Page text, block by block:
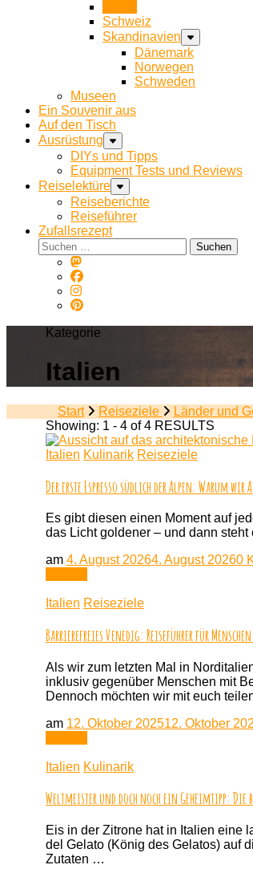
Schweiz
Skandinavien
Dänemark
Norwegen
Schweden
Museen
Ein Souvenir aus
Auf den Tisch
Ausrüstung
DIYs und Tipps
Equipment Tests und Reviews
Reiselektüre
Reiseberichte
Reiseführer
Zufallsrezept
Suchen
nach:
Kategorie
Italien
Start Reiseziele Länder und
Showing: 1 - 4 of 4 RESULTS
Italien Kulinarik Reiseziele
Der erste Espresso südlich der Alpen: Warum
Es gibt diesen einen Moment auf
das Licht goldener – und dann
am 4. August 20264. August 20260
Italien Reiseziele
Barrierefreies Venedig: Reiseführer für
Als wir zum letzten Mal in
inklusiv gegenüber Menschen mit
Dennoch möchten wir mit euch
am 12. Oktober 202512. Oktober
Italien Kulinarik
Weltmeister und doch noch ein Geheimtipp: Die
Eis in der Zitrone hat in Italien eine
del Gelato (König des Gelatos) auf
Zutaten …